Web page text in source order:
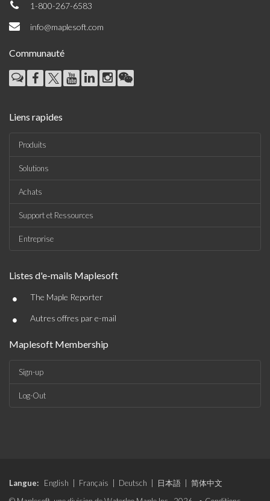
1-800-267-6583
info@maplesoft.com
Communauté
Liens rapides
Produits
Solutions
Achats
Support et Ressources
Entreprise
Listes d'e-mails Maplesoft
• The Maple Reporter
• Autres offres par e-mail
Maplesoft Membership
Sign-up
Log-Out
Langue: English Français Deutsch 日本語
简体中文